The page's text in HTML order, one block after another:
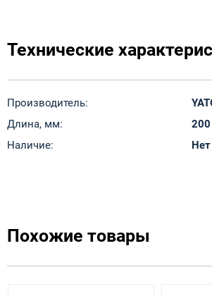
Технические
Производитель:
Длина, мм:
200
Наличие:
Похожие товары